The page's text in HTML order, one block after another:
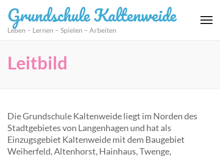
Inhalt
springen
Grundschule Kaltenweide
Leben – Lernen – Spielen – Arbeiten
Leitbild
Die Grundschule Kaltenweide liegt im Norden des
Stadtgebietes von Langenhagen und hat als
Einzugsgebiet Kaltenweide mit dem Baugebiet
Weiherfeld, Altenhorst, Hainhaus, Twenge,